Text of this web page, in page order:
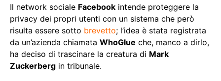
Il network sociale Facebook intende proteggere la
privacy dei propri utenti con un sistema che però
risulta essere sotto brevetto; l’idea è stata registrata
da un’azienda chiamata WhoGlue che, manco a dirlo,
ha deciso di trascinare la creatura di Mark
Zuckerberg in tribunale.